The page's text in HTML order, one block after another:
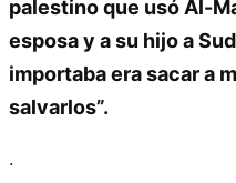
palestino que usó Al-
esposa y a su hijo a
importaba era sacar a
salvarlos”.
.